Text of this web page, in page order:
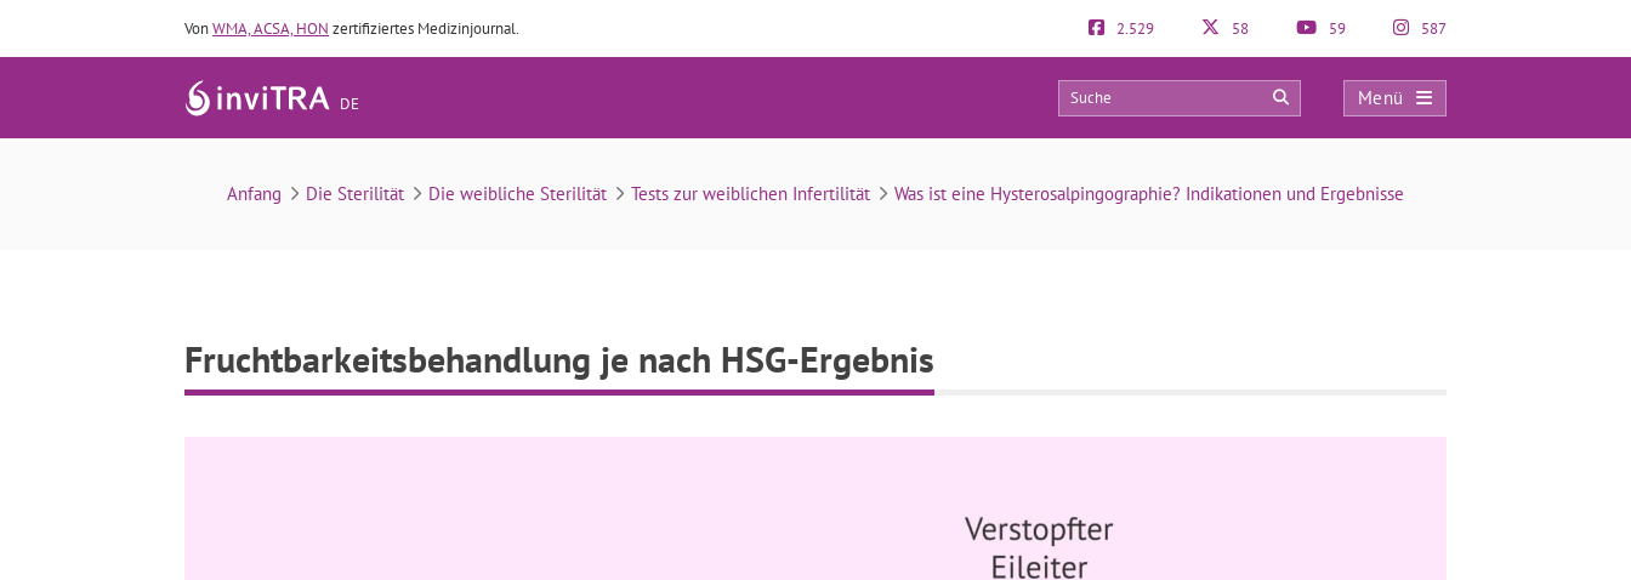
VonWMA, ACSA, HON zertifiziertes Medizinjournal. 2.529 58 59 587
DE
Menü
Fruchtbarkeitsbehandlung je nach HSG-Ergebnis
0 0
Anfang Die Sterilität Die weibliche Sterilität Tests zur weiblichen Infertilität Was ist eine Hysterosalpingographie? Indikationen und Ergebnisse
Fruchtbarkeitsbehandlung je nach HSG-Ergebnis